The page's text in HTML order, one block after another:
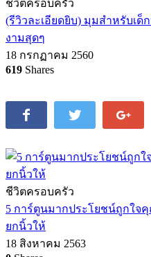
ชีวิตครอบครัว
(รีวิวละเอียดยิบ) มุมสำหรับเด็ก
งามสุดๆ
18 กรกฏาคม 2560
619 Shares
ชีวิตครอบครัว
5 การ์ตูนมากประโยชน์ถูกใ
ยกนิ้วให้
18 สิงหาคม 2563